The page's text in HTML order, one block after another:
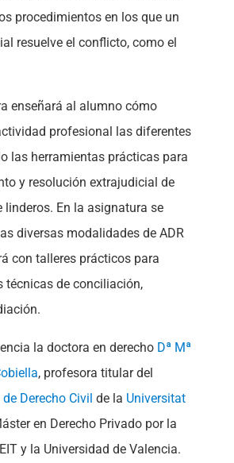
procedimientos en los que un
resuelve el conflicto, como el
enseñará al alumno cómo
profesional las diferentes
las herramientas prácticas para
y resolución extrajudicial de
linderos. En la asignatura se
diversas modalidades de ADR
con talleres prácticos para
técnicas de conciliación,
la doctora en derecho Dª Mª
, profesora titular del
Derecho Civil de la Universitat
en Derecho Privado por la
y la Universidad de Valencia.